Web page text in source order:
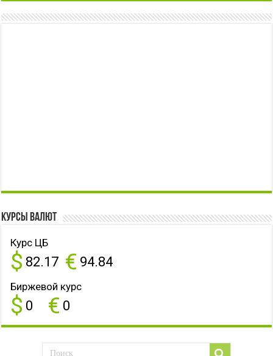
Курсы валют
Курс ЦБ
$ 82.17 € 94.84
Биржевой курс
$ 0 € 0